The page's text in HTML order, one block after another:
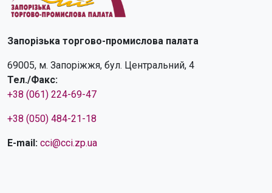
Запорізька торгово-промислова палата
69005, м. Запоріжжя, бул. Центральний, 4
Тел./Факс:
+38 (061) 224-69-47
+38 (050) 484-21-18
E-mail: cci@cci.zp.ua